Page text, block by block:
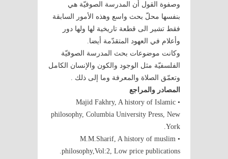
وصفوة القول أن المدرسة الصوفيّة هي
بنفسها محلّ بحث واسع وهذه الأمور السابقة
فقط تشير الى قطعة تاريخية لها ولها دور
وأعلام في العهود المتقدّمة أيضا.
وكانت موضوعات بحث المدرسة الصوفيّة
الفلسفيّة مثل الوجود والكون والإنسان الكامل
وتعمّق الصلاة والمعرفة وما إلى ذلك .
المصادر والمراجع
• Majid Fakhry, A history of Islamic
philosophy, Columbia University Press, New
York.
• M.M.Sharif, A history of muslim
philosophy,Vol:2, Low price publications.